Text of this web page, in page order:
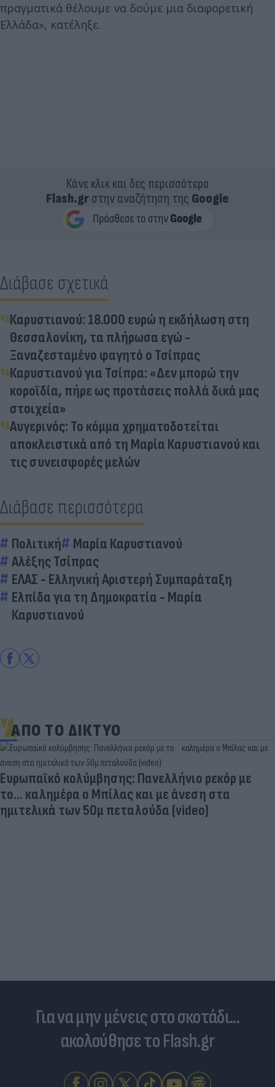
πραγματικά θέλουμε να δούμε μια διαφορετική
Ελλάδα», κατέληξε.
Κάνε κλικ και δες περισσότερο
Flash.grστην αναζήτηση της Google
Διάβασε σχετικά
Καρυστιανού: 18.000 ευρώ η εκδήλωση στη
Θεσσαλονίκη, τα πλήρωσα εγώ -
Ξαναζεσταμένο φαγητό ο Τσίπρας
Καρυστιανού για Τσίπρα: «Δεν μπορώ την
κοροϊδία, πήρε ως προτάσεις πολλά δικά μας
στοιχεία»
Αυγερινός: Το κόμμα χρηματοδοτείται
αποκλειστικά από τη Μαρία Καρυστιανού και
τις συνεισφορές μελών
Διάβασε περισσότερα
Πολιτική
Μαρία Καρυστιανού
Αλέξης Τσίπρας
ΕΛΑΣ - Ελληνική Αριστερή Συμπαράταξη
Ελπίδα για τη Δημοκρατία - Μαρία
Καρυστιανού
ΑΠΟ ΤΟ ΔΙΚΤΥΟ
Ευρωπαϊκό κολύμβησης: Πανελλήνιο ρεκόρ με
το... καλημέρα ο Μπίλας και με άνεση στα
ημιτελικά των 50μ πεταλούδα (video)
Για να μην μένεις στο σκοτάδι...
ακολούθησε το Flash.gr